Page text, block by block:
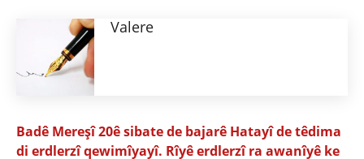
Valere
Badê Mereşî 20ê sibate de bajarê Hatayî de têdima
di erdlerzî qewimîyayî. Rîyê erdlerzî ra awanîyê ke